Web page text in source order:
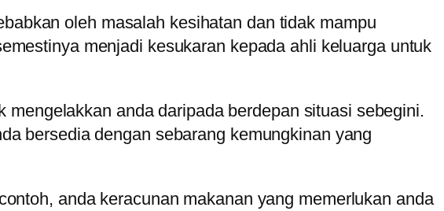
oleh masalah kesihatan dan tidak mampu
menjadi kesukaran kepada ahli keluarga untuk
anda daripada berdepan situasi sebegini.
bersedia dengan sebarang kemungkinan yang
anda keracunan makanan yang memerlukan anda